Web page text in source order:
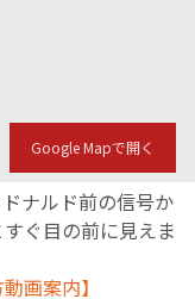
Google Mapで開く
ナルド前の信号か
ぐ目の前に見えま
画案内】